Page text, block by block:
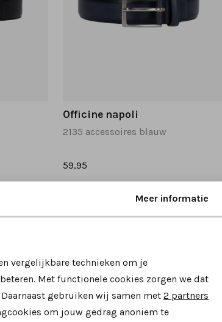
Officine napoli
2135 accessoires blauw
59,95
Marketing cookies
Meer informatie
vergelijkbare technieken om je
Met functionele cookies zorgen we dat
gebruiken wij samen met 2 partners
om jouw gedrag anoniem te